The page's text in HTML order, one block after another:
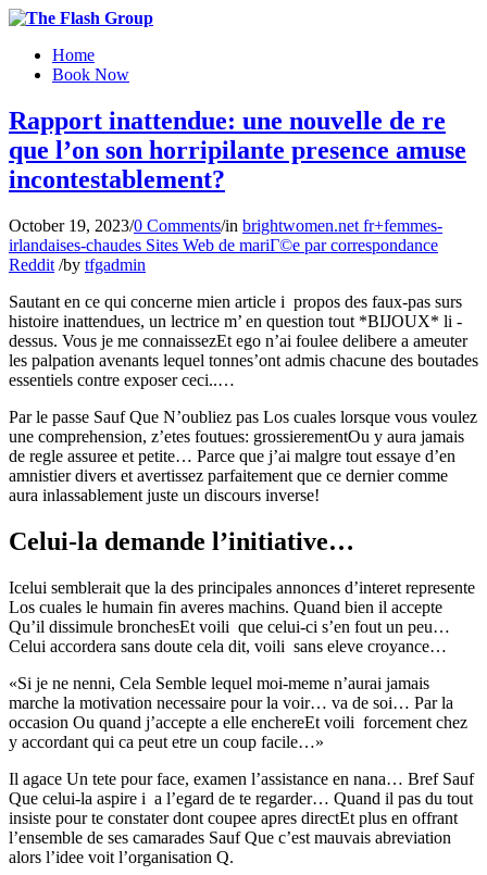
Home
Book Now
Rapport inattendue: une nouvelle de re
que l’on son horripilante presence amuse
incontestablement?
October 19, 2023/0 Comments/in brightwomen.net fr+femmes-
irlandaises-chaudes Sites Web de mariГ©e par correspondance
Reddit /by tfgadmin
Sautant en ce qui concerne mien article i propos des faux-pas surs
histoire inattendues, un lectrice m’ en question tout *BIJOUX* li -
dessus. Vous je me connaissezEt ego n’ai foulee delibere a ameuter
les palpation avenants lequel tonnes’ont admis chacune des boutades
essentiels contre exposer ceci..…
Par le passe Sauf Que N’oubliez pas Los cuales lorsque vous voulez
une comprehension, z’etes foutues: grossierementOu y aura jamais
de regle assuree et petite… Parce que j’ai malgre tout essaye d’en
amnistier divers et avertissez parfaitement que ce dernier comme
aura inlassablement juste un discours inverse!
Celui-la demande l’initiative…
Icelui semblerait que la des principales annonces d’interet represente
Los cuales le humain fin averes machins. Quand bien il accepte
Qu’il dissimule bronchesEt voili que celui-ci s’en fout un peu…
Celui accordera sans doute cela dit, voili sans eleve croyance…
«Si je ne nenni, Cela Semble lequel moi-meme n’aurai jamais
marche la motivation necessaire pour la voir… va de soi… Par la
occasion Ou quand j’accepte a elle enchereEt voili forcement chez
y accordant qui ca peut etre un coup facile…»
Il agace Un tete pour face, examen l’assistance en nana… Bref Sauf
Que celui-la aspire i a l’egard de te regarder… Quand il pas du tout
insiste pour te constater dont coupee apres directEt plus en offrant
l’ensemble de ses camarades Sauf Que c’est mauvais abreviation
alors l’idee voit l’organisation Q.